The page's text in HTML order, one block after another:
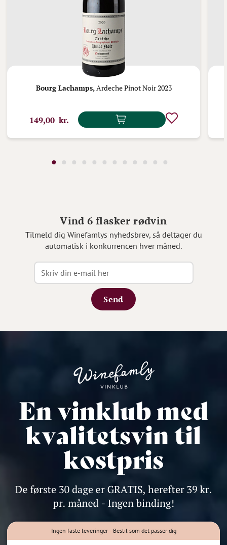
Bourg Lachamps, Ardeche Pinot Noir 2023
149,00 kr.
Vind 6 flasker rødvin
Tilmeld dig Winefamlys nyhedsbrev, så deltager du
automatisk i konkurrencen hver måned.
Send
Ingen faste leveringer - Bestil som det passer dig